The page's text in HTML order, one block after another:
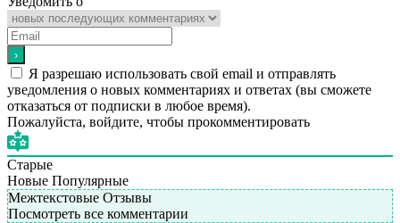
Я разрешаю использовать свой email и отправлять
уведомления о новых комментариях и ответах (вы cможете
отказаться от подписки в любое время).
Пожалуйста, войдите, чтобы прокомментировать
Старые
Новые Популярные
Межтекстовые Отзывы
Посмотреть все комментарии